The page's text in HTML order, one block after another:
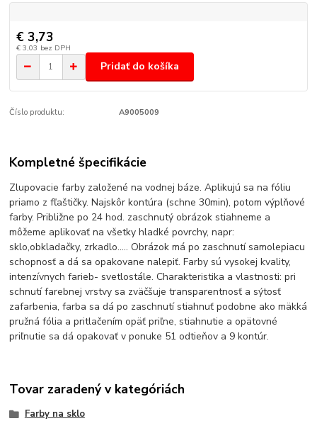
€ 3,73
€ 3,03 bez DPH
Pridať do košíka
Číslo produktu: A9005009
Kompletné špecifikácie
Zlupovacie farby založené na vodnej báze. Aplikujú sa na fóliu
priamo z fľaštičky. Najskôr kontúra (schne 30min), potom výplňové
farby. Približne po 24 hod. zaschnutý obrázok stiahneme a
môžeme aplikovať na všetky hladké povrchy, napr:
sklo,obkladačky, zrkadlo..... Obrázok má po zaschnutí samolepiacu
schopnosť a dá sa opakovane nalepiť. Farby sú vysokej kvality,
intenzívnych farieb- svetlostále. Charakteristika a vlastnosti: pri
schnutí farebnej vrstvy sa zväčšuje transparentnosť a sýtosť
zafarbenia, farba sa dá po zaschnutí stiahnuť podobne ako mäkká
pružná fólia a pritlačením opäť priľne, stiahnutie a opätovné
priľnutie sa dá opakovať v ponuke 51 odtieňov a 9 kontúr.
Tovar zaradený v kategóriách
Farby na sklo